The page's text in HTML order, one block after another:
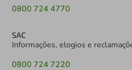
0800 724 4770
SAC
Informações, elogios e
0800 724 7220